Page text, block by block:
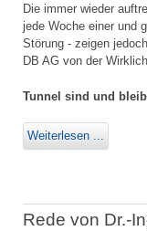
Die immer wieder
jede Woche einer und
Störung - zeigen
DB AG von der
Tunnel sind und
Weiterlesen ...
Rede von Dr.-